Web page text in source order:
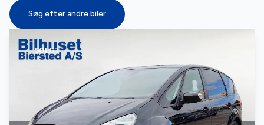
SOLGT
Søg efter andre biler